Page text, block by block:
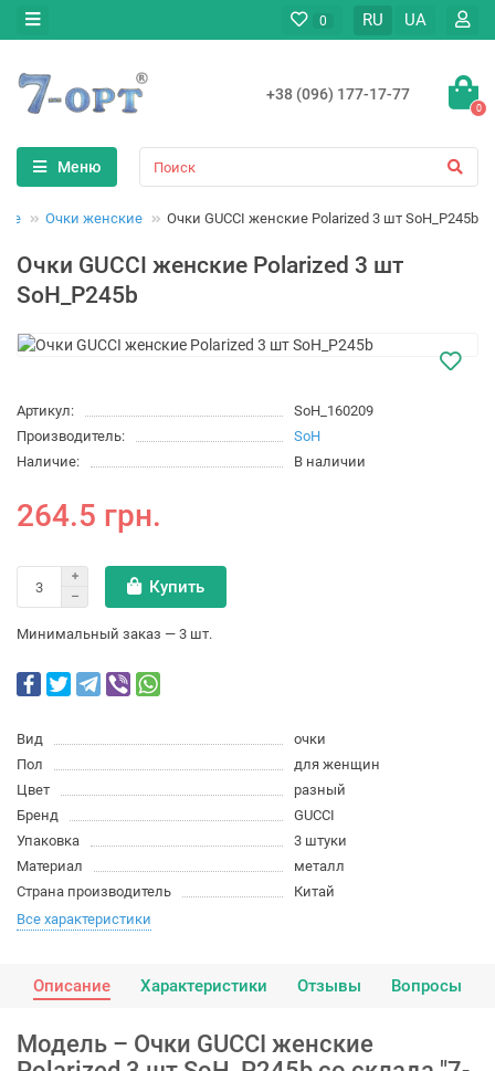
0 RU UA
+38 (096) 177-17-77
0
Меню
Очки женские Очки GUCCI женские Polarized 3 шт SoH_P245b
Очки GUCCI женские Polarized 3 шт
SoH_P245b
Артикул:
SoH_160209
Производитель:
SoH
Наличие:
В наличии
264.5 грн.
Купить
Минимальный заказ — 3 шт.
Вид
очки
Пол
для женщин
Цвет
разный
Бренд
GUCCI
Упаковка
3 штуки
Материал
металл
Страна производитель
Китай
Все характеристики
Описание Характеристики Отзывы Вопросы
Модель – Очки GUCCI женские